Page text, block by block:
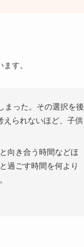
ます。
まった。その選択を後
えられないほど、子供
向き合う時間などほ
過ごす時間を何より